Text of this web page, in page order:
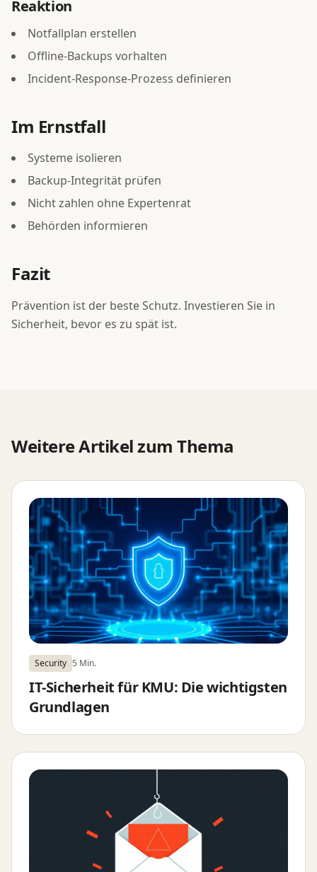
Reaktion
Notfallplan erstellen
Offline-Backups vorhalten
Incident-Response-Prozess definieren
Im Ernstfall
Systeme isolieren
Backup-Integrität prüfen
Nicht zahlen ohne Expertenrat
Behörden informieren
Fazit
Prävention ist der beste Schutz. Investieren Sie in
Sicherheit, bevor es zu spät ist.
Weitere Artikel zum Thema
Security 5 Min.
IT-Sicherheit für KMU: Die wichtigsten
Grundlagen